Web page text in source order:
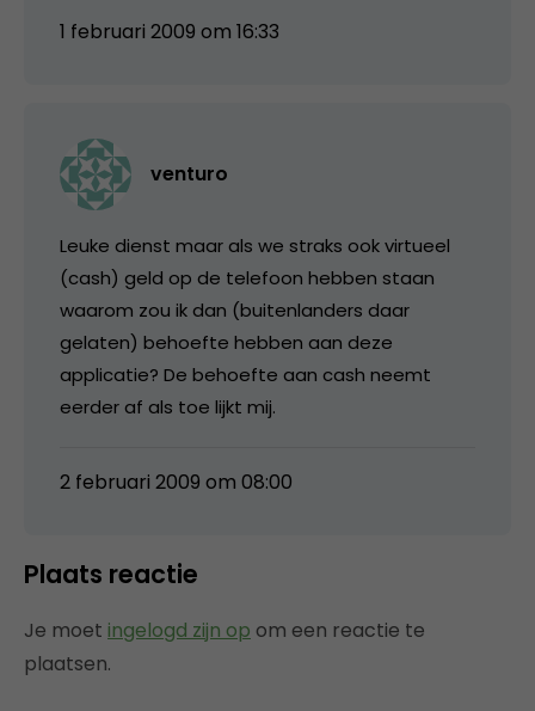
1 februari 2009 om 16:33
venturo
Leuke dienst maar als we straks ook virtueel
(cash) geld op de telefoon hebben staan
waarom zou ik dan (buitenlanders daar
gelaten) behoefte hebben aan deze
applicatie? De behoefte aan cash neemt
eerder af als toe lijkt mij.
2 februari 2009 om 08:00
Plaats reactie
Je moet ingelogd zijn op om een reactie te
plaatsen.